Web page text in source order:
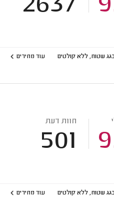
עוד מחירים
חוות דעת
501
עוד מחירים